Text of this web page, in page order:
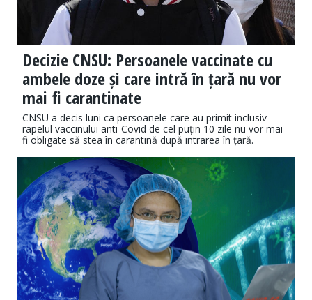
Decizie CNSU: Persoanele vaccinate cu
ambele doze și care intră în țară nu vor
mai fi carantinate
CNSU a decis luni ca persoanele care au primit inclusiv
rapelul vaccinului anti-Covid de cel puțin 10 zile nu vor mai
fi obligate să stea în carantină după intrarea în țară.